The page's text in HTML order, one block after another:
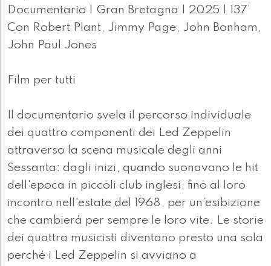
Documentario | Gran Bretagna | 2025 | 137’
Con Robert Plant, Jimmy Page, John Bonham,
John Paul Jones
Film per tutti
Il documentario svela il percorso individuale
dei quattro componenti dei Led Zeppelin
attraverso la scena musicale degli anni
Sessanta: dagli inizi, quando suonavano le hit
dell'epoca in piccoli club inglesi, fino al loro
incontro nell'estate del 1968, per un’esibizione
che cambierà per sempre le loro vite. Le storie
dei quattro musicisti diventano presto una sola
perché i Led Zeppelin si avviano a